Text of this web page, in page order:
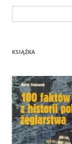
KSIĄŻKA